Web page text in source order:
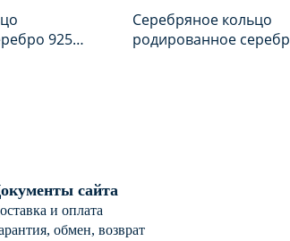
925
Серебряное кольцо
родированное
сайта
и оплата
обмен, возврат